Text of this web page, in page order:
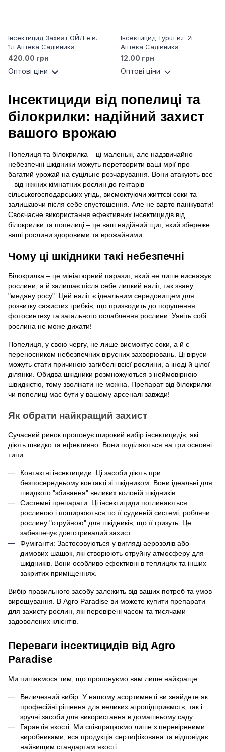
Інсектицид Захват ОЙЛ е.в.
1л Аптека Садівника
420.00 грн
Оптові ціни
Інсектицид Туріл в.г 2г
Аптека Садівника
12.00 грн
Оптові ціни
Інсектициди від попелиці та
білокрилки: надійний захист
вашого врожаю
Попелиця та білокрилка – ці маленькі, але надзвичайно
небезпечні шкідники можуть перетворити ваші мрії про
багатий урожай на суцільне розчарування. Вони атакують все
– від ніжних кімнатних рослин до гектарів
сільськогосподарських угідь, висмоктуючи життєві соки та
залишаючи після себе спустошення. Але не варто панікувати!
Своєчасне використання ефективних інсектицидів від
білокрилки та попелиці – це ваш надійний щит, який збереже
ваші рослини здоровими та врожайними.
Чому ці шкідники такі небезпечні
Білокрилка – це мініатюрний паразит, який не лише виснажує
рослини, а й залишає після себе липкий наліт, так звану
"медяну росу". Цей наліт є ідеальним середовищем для
розвитку сажистих грибків, що призводить до порушення
фотосинтезу та загального ослаблення рослини. Уявіть собі:
рослина не може дихати!
Попелиця, у свою чергу, не лише висмоктує соки, а й є
переносником небезпечних вірусних захворювань. Ці віруси
можуть стати причиною загибелі всієї рослини, а іноді й цілої
ділянки. Обидва шкідники розмножуються з неймовірною
швидкістю, тому зволікати не можна. Препарат від білокрилки
чи попелиці має бути у вашому арсеналі завжди!
Як обрати найкращий захист
Сучасний ринок пропонує широкий вибір інсектицидів, які
діють швидко та ефективно. Вони поділяються на три основні
типи:
Контактні інсектициди: Ці засоби діють при
безпосередньому контакті зі шкідником. Вони ідеальні для
швидкого "збивання" великих колоній шкідників.
Системні препарати: Ці інсектициди поглинаються
рослиною і поширюються по її судинній системі, роблячи
рослину "отруйною" для шкідників, що її гризуть. Це
забезпечує довготривалий захист.
Фуміганти: Застосовуються у вигляді аерозолів або
димових шашок, які створюють отруйну атмосферу для
шкідників. Вони особливо ефективні в теплицях та інших
закритих приміщеннях.
Вибір правильного засобу залежить від ваших потреб та умов
вирощування. В Agro Paradise ви можете купити препарати
для захисту рослин, які перевірені часом та тисячами
задоволених клієнтів.
Переваги інсектицидів від Agro
Paradise
Ми пишаємося тим, що пропонуємо вам лише найкраще:
Величезний вибір: У нашому асортименті ви знайдете як
професійні рішення для великих агропідприємств, так і
зручні засоби для використання в домашньому саду.
Гарантія якості: Ми співпрацюємо лише з перевіреними
виробниками, вся продукція сертифікована та відповідає
найвищим стандартам якості.